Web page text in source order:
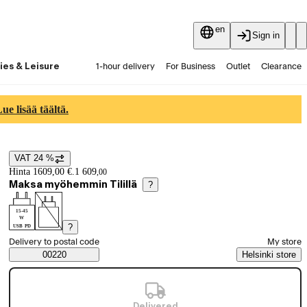
en
Sign in
& Leisure 1-hour delivery For Business Outlet Clearance
lisää täältä.
Price details
VAT 24 %
Hinta 1609,00 €. 1 609,00
Maksa myöhemmin Tilillä ?
15-45
W
USB PD ?
Saatavuustiedot
Select order method
Delivery to postal code
00220
My store
Helsinki store